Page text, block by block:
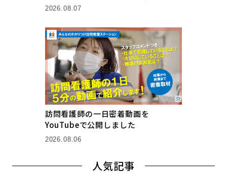
2026.08.07
訪問看護師の一日密着動画を
YouTubeで公開しました
2026.08.06
人気記事